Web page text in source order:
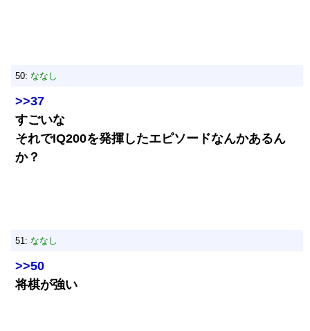
50: ななし
>>37
すごいな
それでIQ200を発揮したエピソードなんかあるん
か？
51: ななし
>>50
将棋が強い